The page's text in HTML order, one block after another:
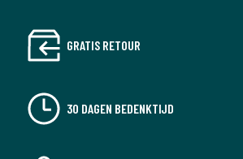
GRATIS RETOUR
30 DAGEN BEDENKTIJD